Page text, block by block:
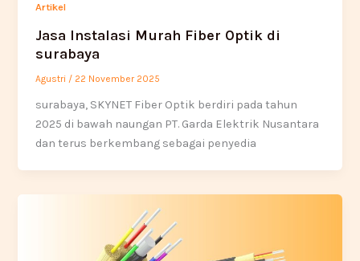
Artikel
Jasa Instalasi Murah Fiber Optik di
surabaya
Agustri / 22 November 2025
surabaya, SKYNET Fiber Optik berdiri pada tahun
2025 di bawah naungan PT. Garda Elektrik Nusantara
dan terus berkembang sebagai penyedia